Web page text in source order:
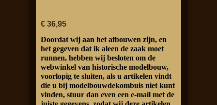
€ 36,95
Doordat wij aan het afbouwen zijn, en
het gegeven dat ik aleen de zaak moet
runnen, hebben wij besloten om de
webwinkel van historische modelbouw,
voorlopig te sluiten, als u artikelen vindt
die u bij modelbouwdekombuis niet kunt
vinden, stuur dan even een e-mail met de